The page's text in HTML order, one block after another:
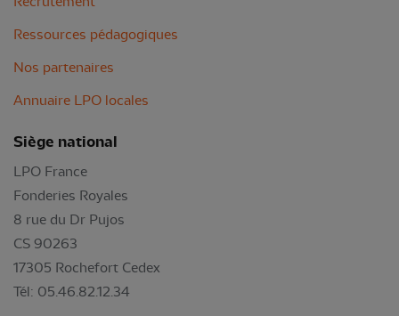
Ressources pédagogiques
Nos partenaires
Annuaire LPO locales
Siège national
LPO France
Fonderies Royales
8 rue du Dr Pujos
CS 90263
17305 Rochefort Cedex
Tél: 05.46.82.12.34